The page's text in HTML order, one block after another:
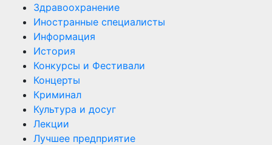
Здравоохранение
Иностранные специалисты
Информация
История
Конкурсы и Фестивали
Концерты
Криминал
Культура и досуг
Лекции
Лучшее предприятие